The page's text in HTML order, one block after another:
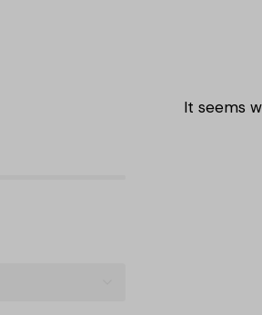
It seems